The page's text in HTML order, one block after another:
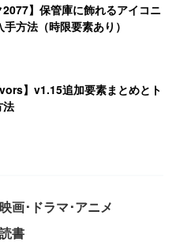
2077】保管庫に飾れるアイコニ
方法（時限要素あり）
】v1.15追加要素まとめとト
法
映画･ドラマ･アニメ
読書